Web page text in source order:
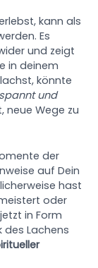
kann als
Es
und zeigt
in deinem
könnte
und
neue Wege zu
der
auf Dein
hast
oder
in Form
des Lachens